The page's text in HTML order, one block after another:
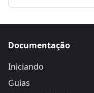
Documentação
Iniciando
Guias